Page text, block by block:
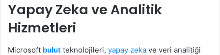
Yapay Zeka ve Analitik
Hizmetleri
Microsoft bulut teknolojileri, yapay zeka ve veri analitiği